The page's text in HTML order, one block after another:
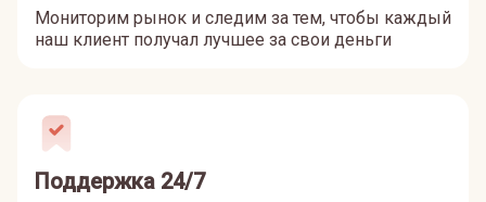
Мониторим рынок и следим за тем, чтобы каждый
наш клиент получал лучшее за свои деньги
Поддержка 24/7